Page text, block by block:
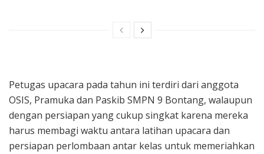
Petugas upacara pada tahun ini terdiri dari anggota
OSIS, Pramuka dan Paskib SMPN 9 Bontang, walaupun
dengan persiapan yang cukup singkat karena mereka
harus membagi waktu antara latihan upacara dan
persiapan perlombaan antar kelas untuk memeriahkan